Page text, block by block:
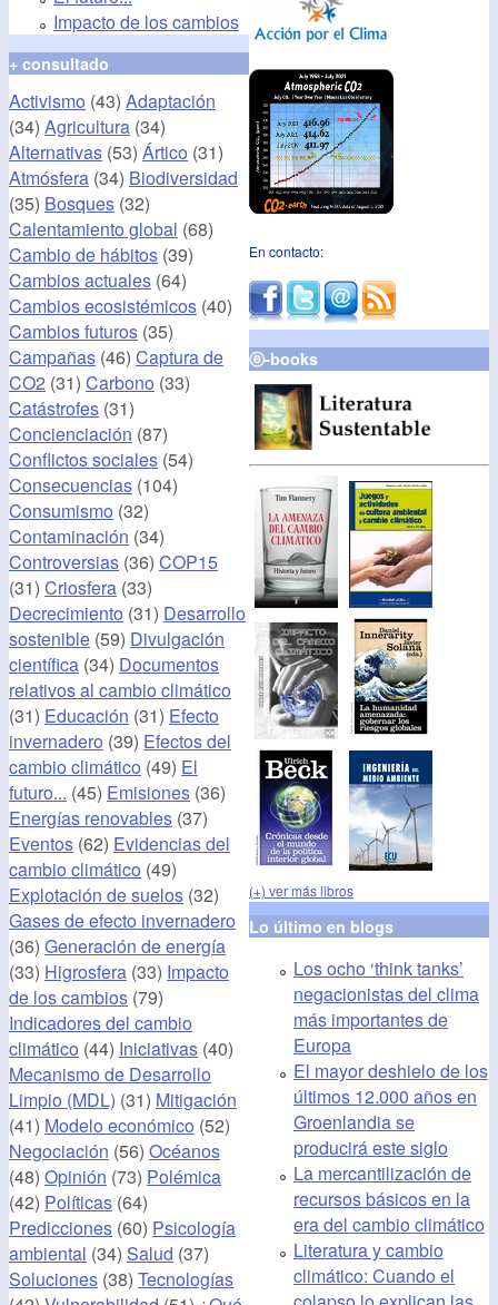
Impacto de los cambios
+ consultado
Activismo (43) Adaptación
(34) Agricultura (34)
Alternativas (53) Ártico (31)
Atmósfera (34) Biodiversidad
(35) Bosques (32)
Calentamiento global (68)
Cambio de hábitos (39)
Cambios actuales (64)
Cambios ecosistémicos (40)
Cambios futuros (35)
Campañas (46) Captura de
CO2 (31) Carbono (33)
Catástrofes (31)
Concienciación (87)
Conflictos sociales (54)
Consecuencias (104)
Consumismo (32)
Contaminación (34)
Controversias (36) COP15
(31) Criosfera (33)
Decrecimiento (31) Desarrollo
sostenible (59) Divulgación
científica (34) Documentos
relativos al cambio climático
(31) Educación (31) Efecto
invernadero (39) Efectos del
cambio climático (49) El
futuro... (45) Emisiones (36)
Energías renovables (37)
Eventos (62) Evidencias del
cambio climático (49)
Explotación de suelos (32)
Gases de efecto invernadero
(36) Generación de energía
(33) Higrosfera (33) Impacto
de los cambios (79)
Indicadores del cambio
climático (44) Iniciativas (40)
Mecanismo de Desarrollo
Limpio (MDL) (31) Mitigación
(41) Modelo económico (52)
Negociación (56) Océanos
(48) Opinión (73) Polémica
(42) Políticas (64)
Predicciones (60) Psicología
ambiental (34) Salud (37)
Soluciones (38) Tecnologías
En contacto:
ⓔ-books
(+) ver más libros
Lo último en blogs
Los ocho ‘think tanks’
negacionistas del clima
más importantes de
Europa
El mayor deshielo de los
últimos 12.000 años en
Groenlandia se
producirá este siglo
La mercantilización de
recursos básicos en la
era del cambio climático
Literatura y cambio
climático: Cuando el